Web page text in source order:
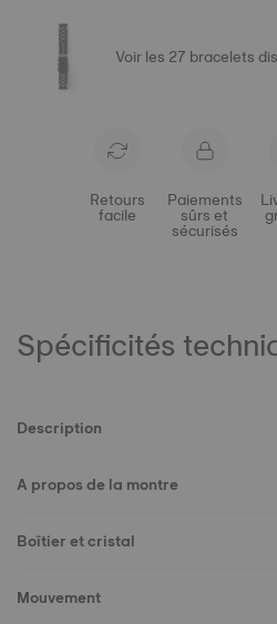
Voir les 27 bracelets
Retours
facile
Paiements
sûrs et
sécurisés
Spécificités
Description
A propos de la montre
Boîtier et cristal
Mouvement